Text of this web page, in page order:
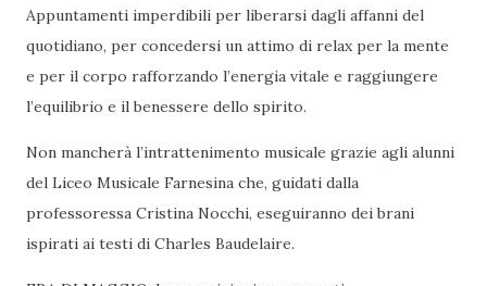
Appuntamenti imperdibili per liberarsi dagli affanni del
quotidiano, per concedersi un attimo di relax per la mente
e per il corpo rafforzando l’energia vitale e raggiungere
l’equilibrio e il benessere dello spirito.
Non mancherà l’intrattenimento musicale grazie agli alunni
del Liceo Musicale Farnesina che, guidati dalla
professoressa Cristina Nocchi, eseguiranno dei brani
ispirati ai testi di Charles Baudelaire.